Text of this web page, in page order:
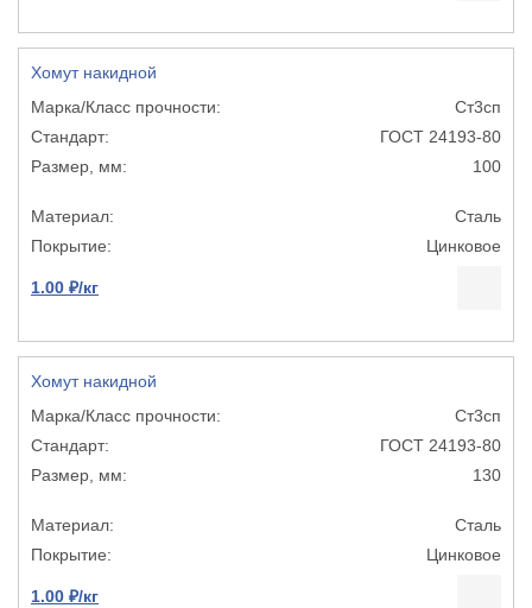
Хомут накидной
Ст3сп
ГОСТ 24193-80
100
Сталь
Цинковое
1.00 ₽/кг
Хомут накидной
Ст3сп
ГОСТ 24193-80
130
Сталь
Цинковое
1.00 ₽/кг